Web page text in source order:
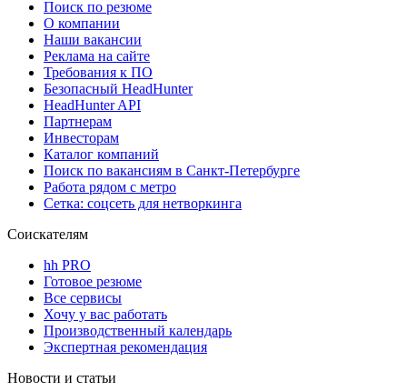
Поиск по резюме
О компании
Наши вакансии
Реклама на сайте
Требования к ПО
Безопасный HeadHunter
HeadHunter API
Партнерам
Инвесторам
Каталог компаний
Поиск по вакансиям в Санкт-Петербурге
Работа рядом с метро
Сетка: соцсеть для нетворкинга
Соискателям
hh PRO
Готовое резюме
Все сервисы
Хочу у вас работать
Производственный календарь
Экспертная рекомендация
Новости и статьи